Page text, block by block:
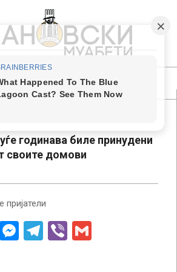
годинава биле принудени
своите домови
пријатели
WhatsApp
Messenger
Telegram
Viber